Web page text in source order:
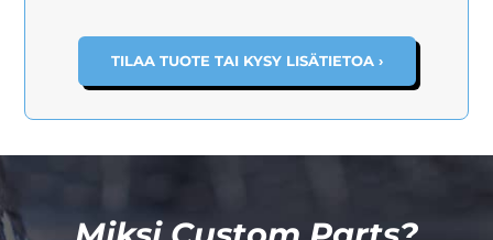
TILAA TUOTE TAI KYSY LISÄTIETOA ›